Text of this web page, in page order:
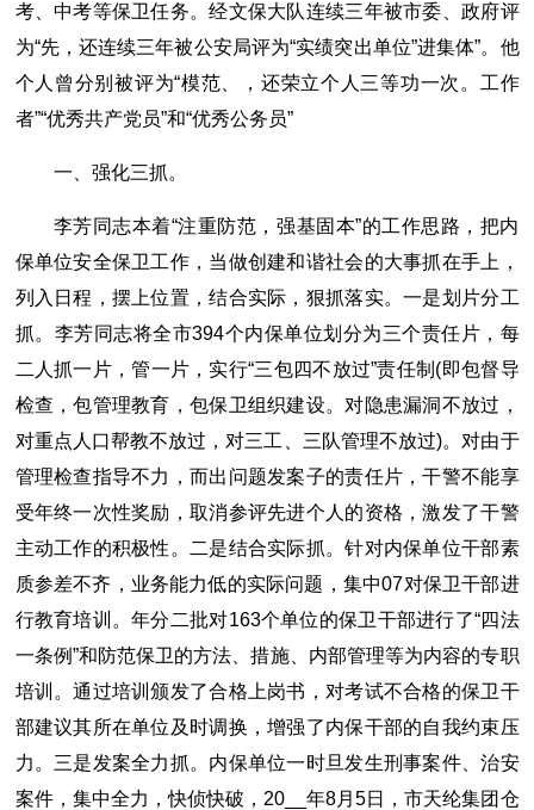
考、中考等保卫任务。经文保大队连续三年被市委、政府评
为“先，还连续三年被公安局评为“实绩突出单位”进集体”。他
个人曾分别被评为“模范、，还荣立个人三等功一次。工作
者”“优秀共产党员”和“优秀公务员”
一、强化三抓。
李芳同志本着“注重防范，强基固本”的工作思路，把内
保单位安全保卫工作，当做创建和谐社会的大事抓在手上，
列入日程，摆上位置，结合实际，狠抓落实。一是划片分工
抓。李芳同志将全市394个内保单位划分为三个责任片，每
二人抓一片，管一片，实行“三包四不放过”责任制(即包督导
检查，包管理教育，包保卫组织建设。对隐患漏洞不放过，
对重点人口帮教不放过，对三工、三队管理不放过)。对由于
管理检查指导不力，而出问题发案子的责任片，干警不能享
受年终一次性奖励，取消参评先进个人的资格，激发了干警
主动工作的积极性。二是结合实际抓。针对内保单位干部素
质参差不齐，业务能力低的实际问题，集中07对保卫干部进
行教育培训。年分二批对163个单位的保卫干部进行了“四法
一条例”和防范保卫的方法、措施、内部管理等为内容的专职
培训。通过培训颁发了合格上岗书，对考试不合格的保卫干
部建议其所在单位及时调换，增强了内保干部的自我约束压
力。三是发案全力抓。内保单位一时旦发生刑事案件、治安
案件，集中全力，快侦快破，20__年8月5日，市天纶集团仓